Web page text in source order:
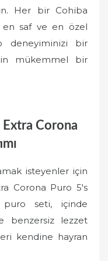
Her bir Cohiba
en saf ve en özel
deneyiminizi bir
mükemmel bir
Corona
isteyenler için
Corona Puro 5's
seti, içinde
benzersiz lezzet
kendine hayran